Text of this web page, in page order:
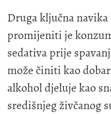
Druga ključna
promijeniti je
sedativa prije
može činiti kao
alkohol djeluje kao
središnjeg živčanog